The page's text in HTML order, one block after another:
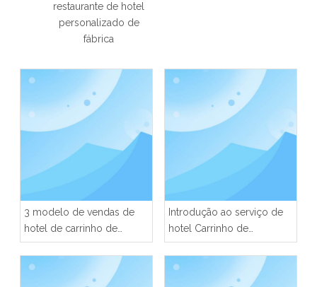
restaurante de hotel
personalizado de
fábrica
3 modelo de vendas de
hotel de carrinho de
bebidas de alumínio
Introdução ao serviço de
hotel Carrinho de
bagagem